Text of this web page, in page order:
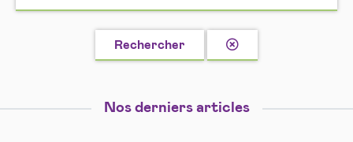
langage
Rechercher
Effacer
la
Nos derniers articles